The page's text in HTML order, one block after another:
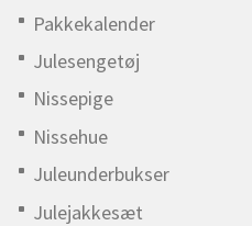
Pakkekalender
Julesengetøj
Nissepige
Nissehue
Juleunderbukser
Julejakkesæt